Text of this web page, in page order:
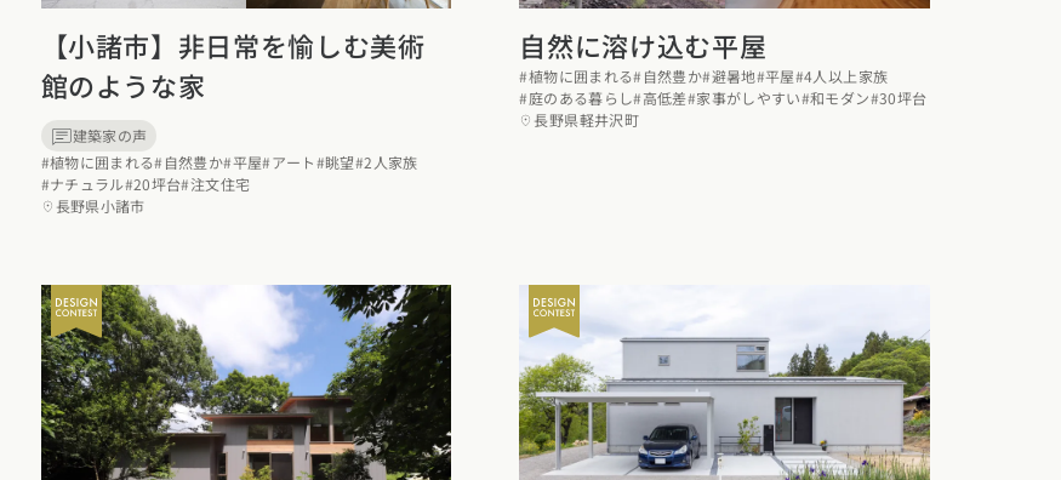
高知県
大分県宮崎県
【小諸市】非日常を愉しむ美術
館のような家
建築家の声
#植物に囲まれる#自然豊か#平屋#アート#眺望#2人家族
#ナチュラル#20坪台#注文住宅
長野県小諸市
自然に溶け込む平屋
#植物に囲まれる#自然豊か#避暑地#平屋#4人以上家族
#庭のある暮らし#高低差#家事がしやすい#和モダン#30坪台
長野県軽井沢町